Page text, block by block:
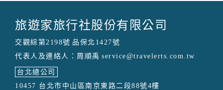
旅遊家旅行社股份有限公司
交觀綜第2198號 品保北1427號
代表人及連絡人：周順禹 service@travelerts.com.tw
台北總公司
10457 台北市中山區南京東路二段88號4樓